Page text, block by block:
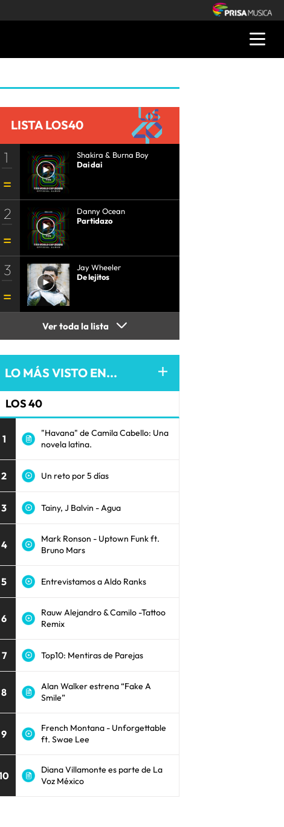
LISTA LOS40
1
Shakira & Burna Boy
Dai dai
2
Danny Ocean
Partidazo
3
Jay Wheeler
De lejitos
Ver toda la lista
LO MÁS VISTO EN...
LOS 40
1
"Havana" de Camila Cabello: Una
novela latina.
2 Un reto por 5 días
3 Tainy, J Balvin - Agua
4
Mark Ronson - Uptown Funk ft.
Bruno Mars
5 Entrevistamos a Aldo Ranks
6
Rauw Alejandro & Camilo -Tattoo
Remix
7 Top10: Mentiras de Parejas
8
Alan Walker estrena “Fake A
Smile”
9
French Montana - Unforgettable
ft. Swae Lee
Diana Villamonte es parte de La
Voz México